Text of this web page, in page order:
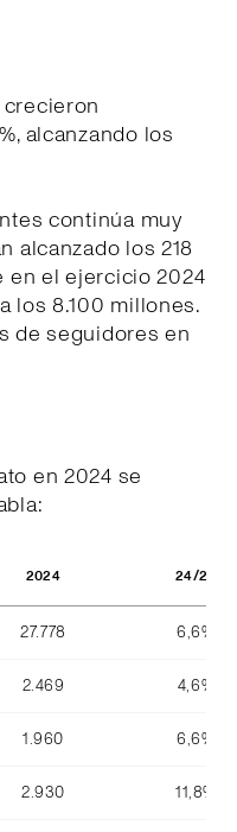
alcanzando los
continúa muy
alcanzado los 218
en el ejercicio 2024
los 8.100 millones.
de seguidores en
en 2024 se
2024 24/23
27.778 6,6%
2.469 4,6%
1.960 6,6%
2.930 11,8%